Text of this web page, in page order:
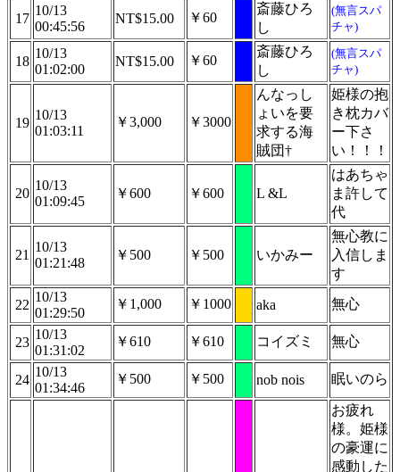
17
10/13
00:45:56
NT$15.00 ￥60
斎藤ひろ
し
(無言スパ
チャ)
18
10/13
01:02:00
NT$15.00 ￥60
斎藤ひろ
し
(無言スパ
チャ)
19
10/13
01:03:11
￥3,000 ￥3000
んなっし
ょいを要
求する海
賊団†
姫様の抱
き枕カバ
ー下さ
い！！！
20
10/13
01:09:45
￥600 ￥600 L &L
はあちゃ
ま許して
代
21
10/13
01:21:48
￥500 ￥500 いかみー
無心教に
入信しま
す
22
10/13
01:29:50
￥1,000 ￥1000 aka 無心
23
10/13
01:31:02
￥610 ￥610 コイズミ 無心
24
10/13
01:34:46
￥500 ￥500 nob nois 眠いのら
お疲れ
様。姫様
の豪運に
感動した